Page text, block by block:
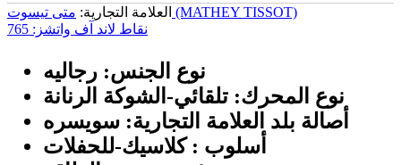
العلامة التجارية: متی تیسوت (MATHEY TISSOT)
نقاط لاند آف واتشز: 765
نوع الجنس: رجالیه
نوع المحرك: تلقائي-الشوكة الرنانة
أصالة بلد العلامة التجارية: سويسره
أسلوب : كلاسيك-للحفلات